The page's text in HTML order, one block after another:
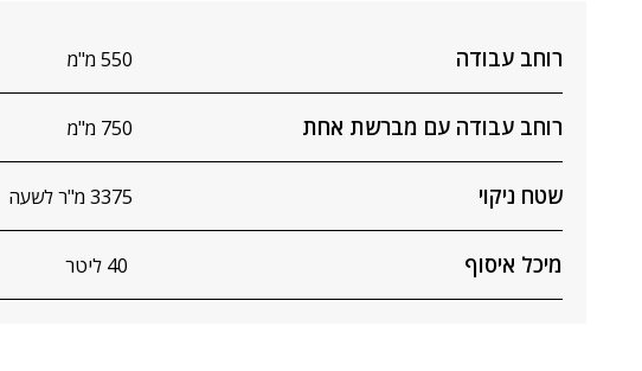
רוחב עבודה 550 מ"מ
רוחב עבודה עם מברשת אחת 750 מ"מ
שטח ניקוי 3375 מ"ר לשעה
מיכל איסוף